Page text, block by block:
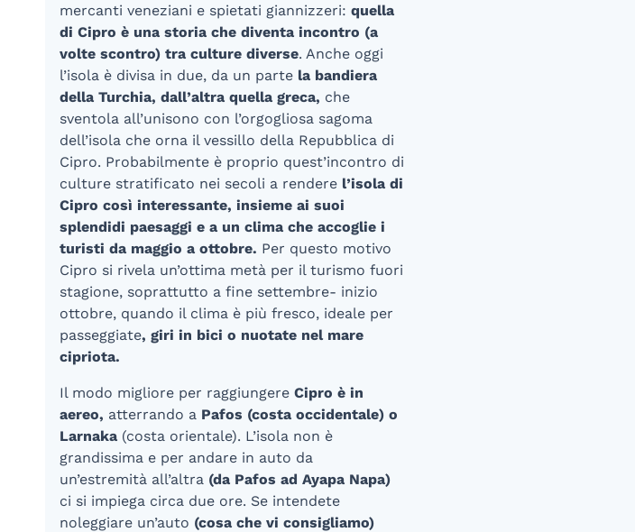
mercanti veneziani e spietati giannizzeri: quella
di Cipro è una storia che diventa incontro (a
volte scontro) tra culture diverse. Anche oggi
l’isola è divisa in due, da un partela bandiera
della Turchia, dall’altra quella greca, che
sventola all’unisono con l’orgogliosa sagoma
dell’isola che orna il vessillo della Repubblica di
Cipro. Probabilmente è proprio quest’incontro di
culture stratificato nei secoli a rendere l’isola di
Cipro così interessante, insieme ai suoi
splendidi paesaggi e a un clima che accoglie i
turisti da maggio a ottobre. Per questo motivo
Cipro si rivela un’ottima metà per il turismo fuori
stagione, soprattutto a fine settembre- inizio
ottobre, quando il clima è più fresco, ideale per
passeggiate, giri in bici o nuotate nel mare
cipriota.
Il modo migliore per raggiungereCipro è in
aereo, atterrando a Pafos (costa occidentale) o
Larnaka (costa orientale). L’isola non è
grandissima e per andare in auto da
un’estremità all’altra (da Pafos ad Ayapa Napa)
ci si impiega circa due ore. Se intendete
noleggiare un’auto (cosa che vi consigliamo)